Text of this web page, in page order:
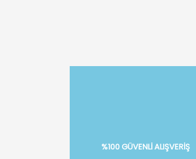
%100 GÜVENLİ ALIŞVERİŞ